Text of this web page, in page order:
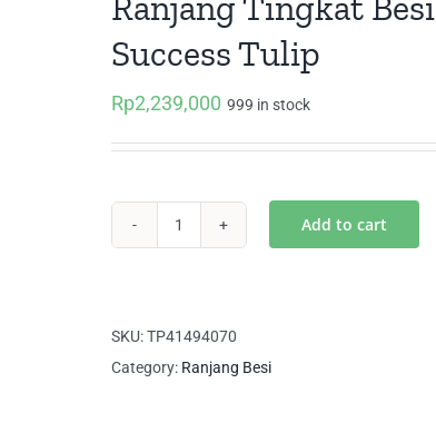
Success Tulip
Rp2,239,000 999 in stock
Success
Tulip
Add to cart
SKU:TP41494070
Category: Ranjang Besi